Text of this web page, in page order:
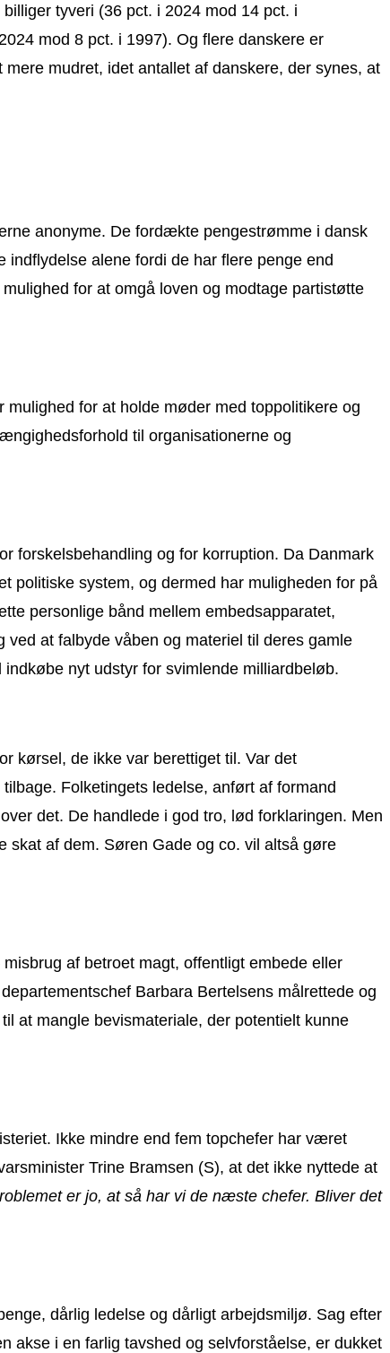
tyveri (36 pct. i 2024 mod 14 pct. i
mod 8 pct. i 1997). Og flere danskere er
mudret, idet antallet af danskere, der synes, at
anonyme. De fordækte pengestrømme i dansk
alene fordi de har flere penge end
for at omgå loven og modtage partistøtte
for at holde møder med toppolitikere og
til organisationerne og
forskelsbehandling og for korruption. Da Danmark
politiske system, og dermed har muligheden for på
personlige bånd mellem embedsapparatet,
at falbyde våben og materiel til deres gamle
nyt udstyr for svimlende milliardbeløb.
kørsel, de ikke var berettiget til. Var det
Folketingets ledelse, anført af formand
det. De handlede i god tro, lød forklaringen. Men
skat af dem. Søren Gade og co. vil altså gøre
af betroet magt, offentligt embede eller
Barbara Bertelsens målrettede og
at mangle bevismateriale, der potentielt kunne
Ikke mindre end fem topchefer har været
Trine Bramsen (S), at det ikke nyttede at
er jo, at så har vi de næste chefer. Bliver det
dårlig ledelse og dårligt arbejdsmiljø. Sag efter
akse i en farlig tavshed og selvforståelse, er dukket